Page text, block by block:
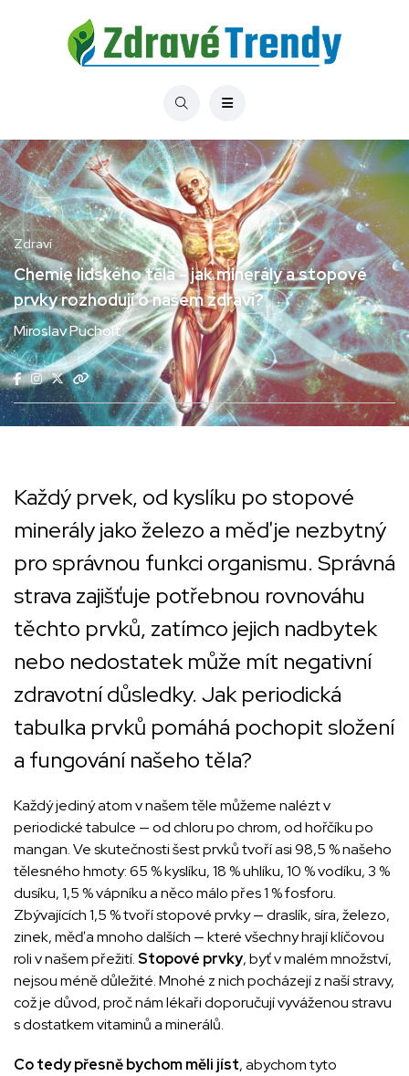
Zdraví
Chemie lidského těla - jak minerály a stopové
prvky rozhodují o našem zdraví?
Miroslav Pucholt
Každý prvek, od kyslíku po stopové
minerály jako železo a měď je nezbytný
pro správnou funkci organismu. Správná
strava zajišťuje potřebnou rovnováhu
těchto prvků, zatímco jejich nadbytek
nebo nedostatek může mít negativní
zdravotní důsledky. Jak periodická
tabulka prvků pomáhá pochopit složení
a fungování našeho těla?
Každý jediný atom v našem těle můžeme nalézt v
periodické tabulce — od chloru po chrom, od hořčíku po
mangan. Ve skutečnosti šest prvků tvoří asi 98,5 % našeho
tělesného hmoty: 65 % kyslíku, 18 % uhlíku, 10 % vodíku, 3 %
dusíku, 1,5 % vápníku a něco málo přes 1 % fosforu.
Zbývajících 1,5 % tvoří stopové prvky — draslík, síra, železo,
zinek, měď a mnoho dalších — které všechny hrají klíčovou
roli v našem přežití.Stopové prvky, byť v malém množství,
nejsou méně důležité. Mnohé z nich pocházejí z naší stravy,
což je důvod, proč nám lékaři doporučují vyváženou stravu
s dostatkem vitaminů a minerálů.
Co tedy přesně bychom měli jíst, abychom tyto